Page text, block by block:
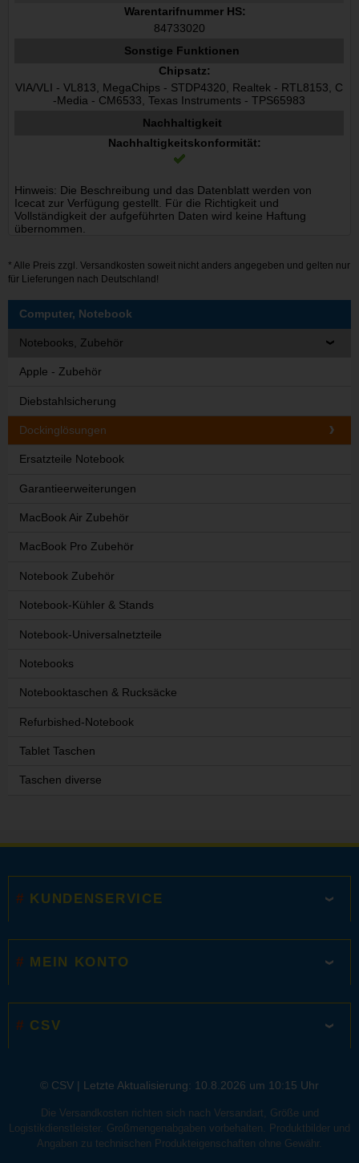
Warentarifnummer HS:
84733020
Sonstige Funktionen
Chipsatz:
VIA/VLI - VL813, MegaChips - STDP4320, Realtek - RTL8153, C
-Media - CM6533, Texas Instruments - TPS65983
Nachhaltigkeit
Nachhaltigkeitskonformität:
Hinweis: Die Beschreibung und das Datenblatt werden von
Icecat zur Verfügung gestellt. Für die Richtigkeit und
Vollständigkeit der aufgeführten Daten wird keine Haftung
übernommen.
* Alle Preis zzgl. Versandkosten soweit nicht anders angegeben und gelten nur
für Lieferungen nach Deutschland!
Computer, Notebook
Notebooks, Zubehör
Apple - Zubehör
Diebstahlsicherung
Dockinglösungen
Ersatzteile Notebook
Garantieerweiterungen
MacBook Air Zubehör
MacBook Pro Zubehör
Notebook Zubehör
Notebook-Kühler & Stands
Notebook-Universalnetzteile
Notebooks
Notebooktaschen & Rucksäcke
Refurbished-Notebook
Tablet Taschen
Taschen diverse
KUNDENSERVICE
MEIN KONTO
CSV
© CSV | Letzte Aktualisierung: 10.8.2026 um 10:15 Uhr
Die Versandkosten richten sich nach Versandart, Größe und
Logistikdienstleister. Großmengenabgaben vorbehalten. Produktbilder und
Angaben zu technischen Produkteigenschaften ohne Gewähr.